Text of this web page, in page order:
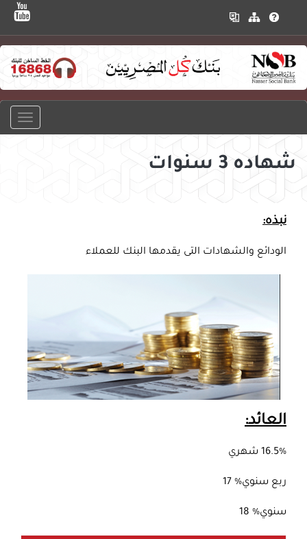
شهاده 3 سنوات
نبذه:
الودائع والشهادات التى يقدمها البنك للعملاء
العائد:
16.5% شهري
ربع سنوي% 17
سنوي% 18